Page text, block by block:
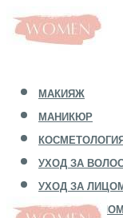
МАКИЯЖ
МАНИКЮР
УХОД ЗА
УХОД ЗА
УХОД ЗА ТЕЛОМ